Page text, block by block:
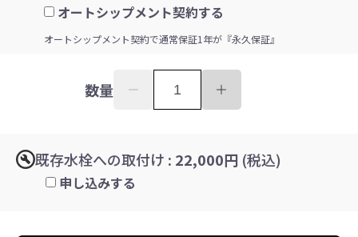
オートシップメント契約する
オートシップメント契約で通常保証1年が『永久保証』
数量
既存水栓への取付け : 22,000円 (税込)
申し込みする